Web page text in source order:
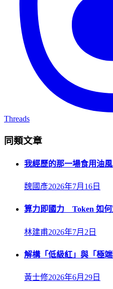
Threads
同類文章
我經歷的那一場食用油
魏國彥2026年7月16日
算力即國力 Token 如
林建甫2026年7月2日
解構「低級紅」與「極
黃士修2026年6月29日